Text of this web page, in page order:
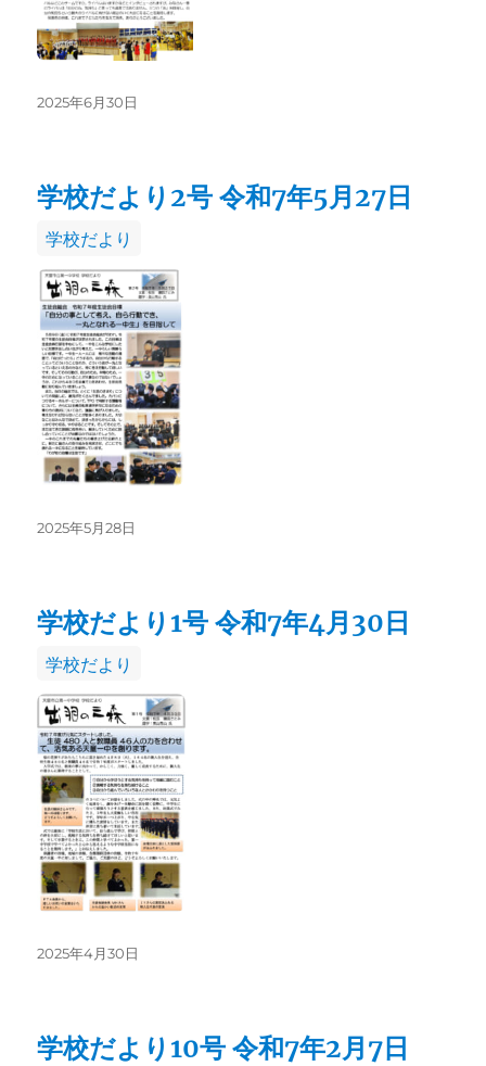
投
2025年6月30日
学校だより2号 令和7年5月27日
カ
テ
ゴ
リ
ー
学校だより
投
2025年5月28日
学校だより1号 令和7年4月30日
カ
テ
ゴ
リ
ー
学校だより
投
2025年4月30日
学校だより10号 令和7年2月7日